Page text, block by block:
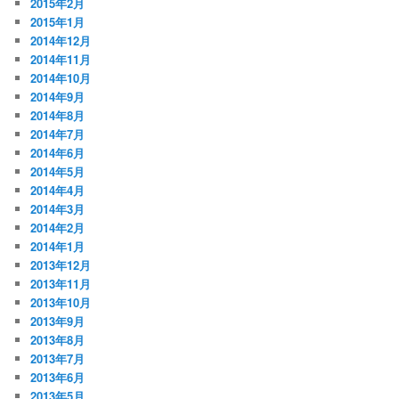
2015年1月
2014年12月
2014年11月
2014年10月
2014年9月
2014年8月
2014年7月
2014年6月
2014年5月
2014年4月
2014年3月
2014年2月
2014年1月
2013年12月
2013年11月
2013年10月
2013年9月
2013年8月
2013年7月
2013年6月
2013年5月